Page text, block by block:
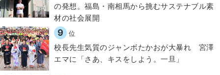
の発想。福島・南相馬から挑むサステナブル素
材の社会展開​
9 位
校長先生気質のジャンボたかおが大暴れ 宮澤
エマに「さあ、キスをしよう。一旦」